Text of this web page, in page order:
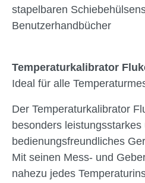
stapelbaren
Benutzerhandbücher
Temperaturkalibrator
Ideal für alle
Der Temperaturkalibrator
besonders leistungsstarkes
bedienungsfreundliches
Mit seinen Mess- und
nahezu jedes